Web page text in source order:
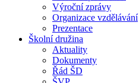
Výroční zprávy
Organizace vzdělávání
Prezentace
Školní družina
Aktuality
Dokumenty
Řád ŠD